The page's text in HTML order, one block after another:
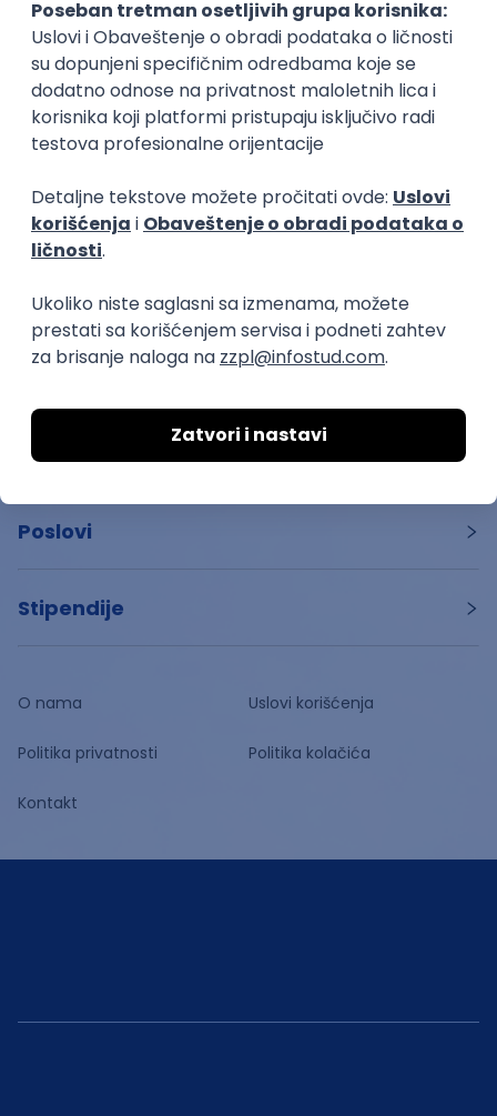
kultura i umetnost
11.06.26.
Startuj
Poslovi
Stipendije
O nama Uslovi korišćenja
Politika privatnosti Politika kolačića
Kontakt